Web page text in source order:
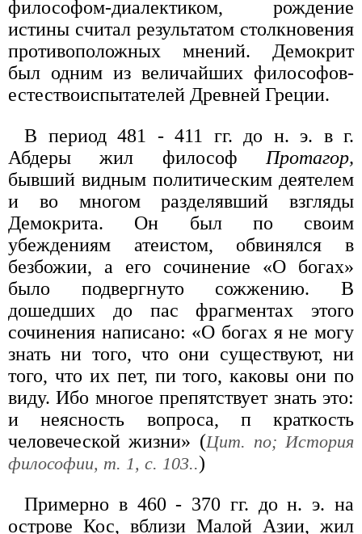
философом-диалектиком, рождение
истины считал результатом столкновения
противоположных мнений. Демокрит
был одним из величайших философов-
естествоиспытателей Древней Греции.
В период 481 - 411 гг. до н. э. в г.
Абдеры жил философ Протагор,
бывший видным политическим деятелем
и во многом разделявший взгляды
Демокрита. Он был по своим
убеждениям атеистом, обвинялся в
безбожии, а его сочинение «О богах»
было подвергнуто сожжению. В
дошедших до пас фрагментах этого
сочинения написано: «О богах я не могу
знать ни того, что они существуют, ни
того, что их пет, пи того, каковы они по
виду. Ибо многое препятствует знать это:
и неясность вопроса, п краткость
человеческой жизни» (Цит. по; История
философии, т. 1, с. 103..)
Примерно в 460 - 370 гг. до н. э. на
острове Кос, вблизи Малой Азии, жил